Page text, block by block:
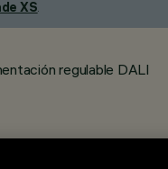
XS.
regulable DALI